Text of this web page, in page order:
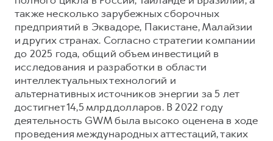
также несколько зарубежных сборочных
предприятий в Эквадоре, Пакистане, Малайзии
и других странах. Согласно стратегии компании
до 2025 года, общий объем инвестиций в
исследования и разработки в области
интеллектуальных технологий и
альтернативных источников энергии за 5 лет
достигнет 14,5 млрд долларов. В 2022 году
деятельность GWM была высоко оценена в ходе
проведения международных аттестаций, таких